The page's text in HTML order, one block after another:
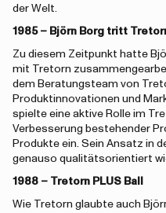
der Welt.
1985 – Björn Borg tritt
Zu diesem Zeitpunkt hatte
mit Tretorn
dem Beratungsteam von
Produktinnovationen und
spielte eine aktive Rolle im
Verbesserung bestehender
Produkte ein. Sein Ansatz in
genauso qualitätsorientiert
1988 – Tretorn PLUS Ball
Wie Tretorn glaubte auch